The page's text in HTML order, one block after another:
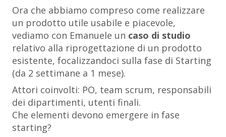
Ora che abbiamo compreso come realizzare
un prodotto utile usabile e piacevole,
vediamo con Emanuele un caso di studio
relativo alla riprogettazione di un prodotto
esistente, focalizzandoci sulla fase di Starting
(da 2 settimane a 1 mese).
Attori coinvolti: PO, team scrum, responsabili
dei dipartimenti, utenti finali.
Che elementi devono emergere in fase
starting?